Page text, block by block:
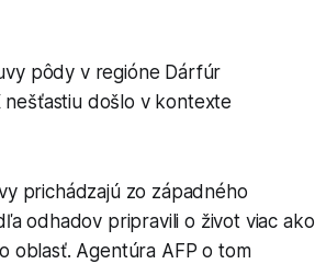
pôdy v regióne Dárfúr
došlo v kontexte
prichádzajú zo západného
odhadov pripravili o život viac ako
oblasť. Agentúra AFP o tom